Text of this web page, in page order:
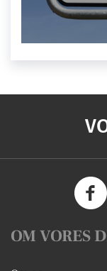
OM VORES